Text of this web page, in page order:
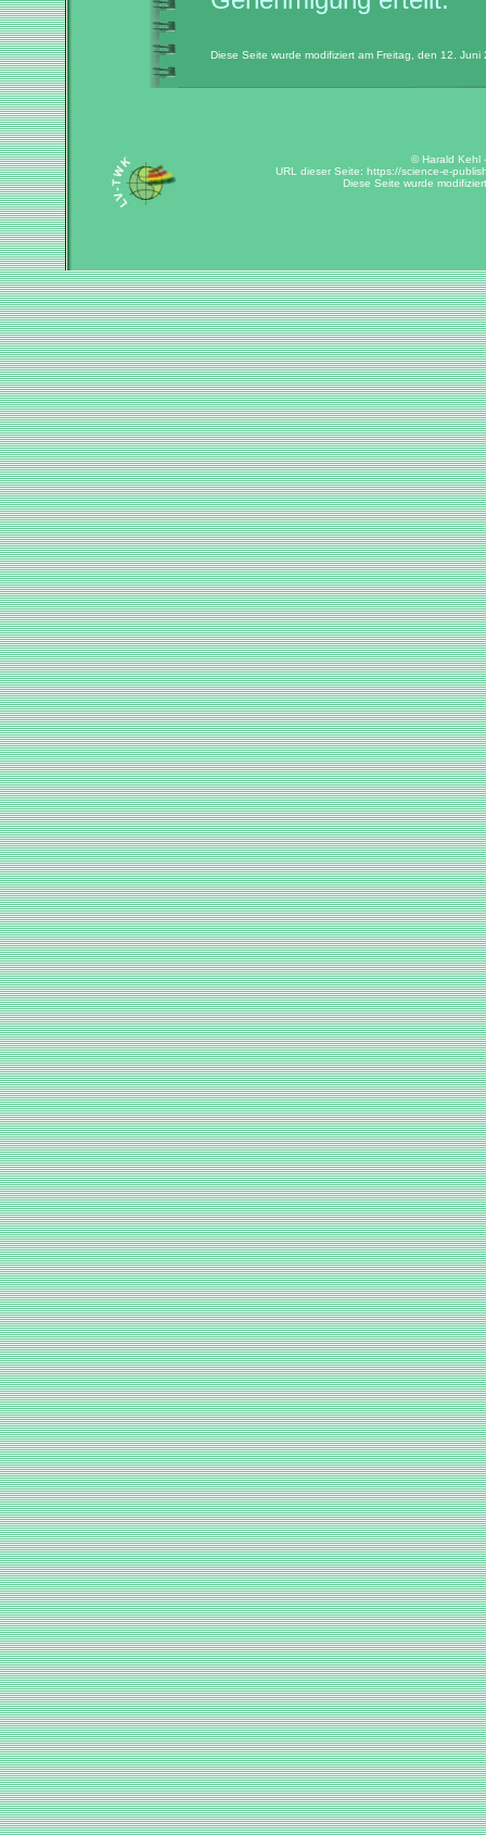
Diese Seite wurde modifiziert am Freitag, den 12.
© Harald Kehl
URL dieser Seite: https://science-e-
Diese Seite wurde